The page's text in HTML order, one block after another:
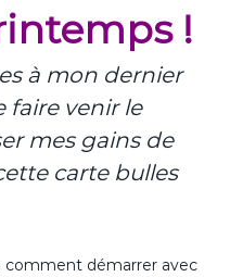
!
à mon dernier
faire venir le
mes gains de
carte bulles
comment démarrer avec